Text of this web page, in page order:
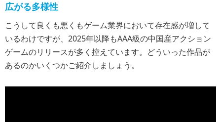
広がる多様性
こうして良くも悪くもゲーム業界において存在感が増して
いるわけですが、2025年以降もAAA級の中国産アクション
ゲームのリリースが多く控えています。どういった作品が
あるのかいくつかご紹介しましょう。